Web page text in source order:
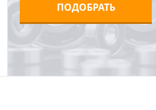
ПОДОБРАТЬ